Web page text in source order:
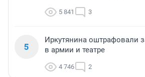
5 841 3
5
Иркутянина оштрафовали
в армии и театре
4 746 2